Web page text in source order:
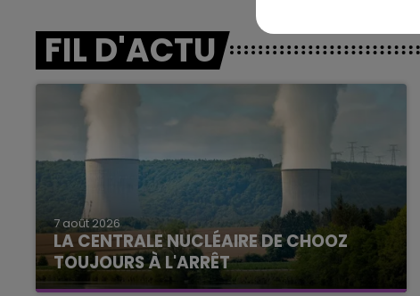
FIL D'ACTU
7 août 2026
LA CENTRALE NUCLÉAIRE DE CHOOZ
TOUJOURS À L'ARRÊT
Cela fait déjà une semaine que la centrale